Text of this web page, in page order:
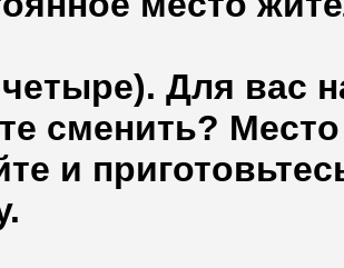
Для вас
сменить?
и